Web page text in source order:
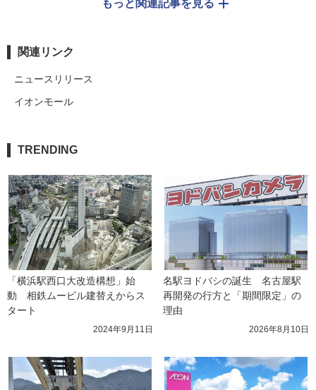
もっと関連記事を見る
関連リンク
ニュースリリース
イオンモール
TRENDING
「横浜駅西口大改造構想」始
動　相鉄ムービル建替えからス
タート
2024年9月11日
名駅ヨドバシの誕生　名古屋駅
再開発の行方と「期間限定」の
理由
2026年8月10日